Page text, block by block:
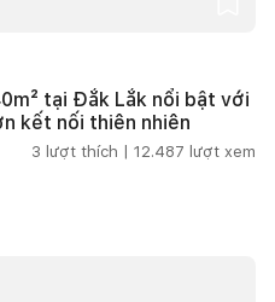
tại Đắk Lắk nổi bật với
kết nối thiên nhiên
3 lượt thích | 12.487 lượt xem